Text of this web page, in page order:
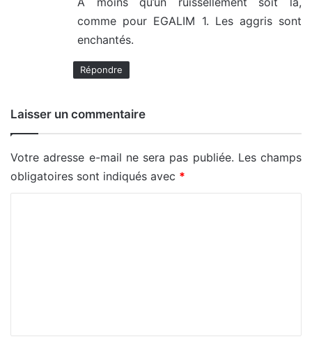
comme pour EGALIM 1. Les aggris sont
enchantés.
Répondre
Laisser un commentaire
Votre adresse e-mail ne sera pas publiée. Les champs
obligatoires sont indiqués avec *